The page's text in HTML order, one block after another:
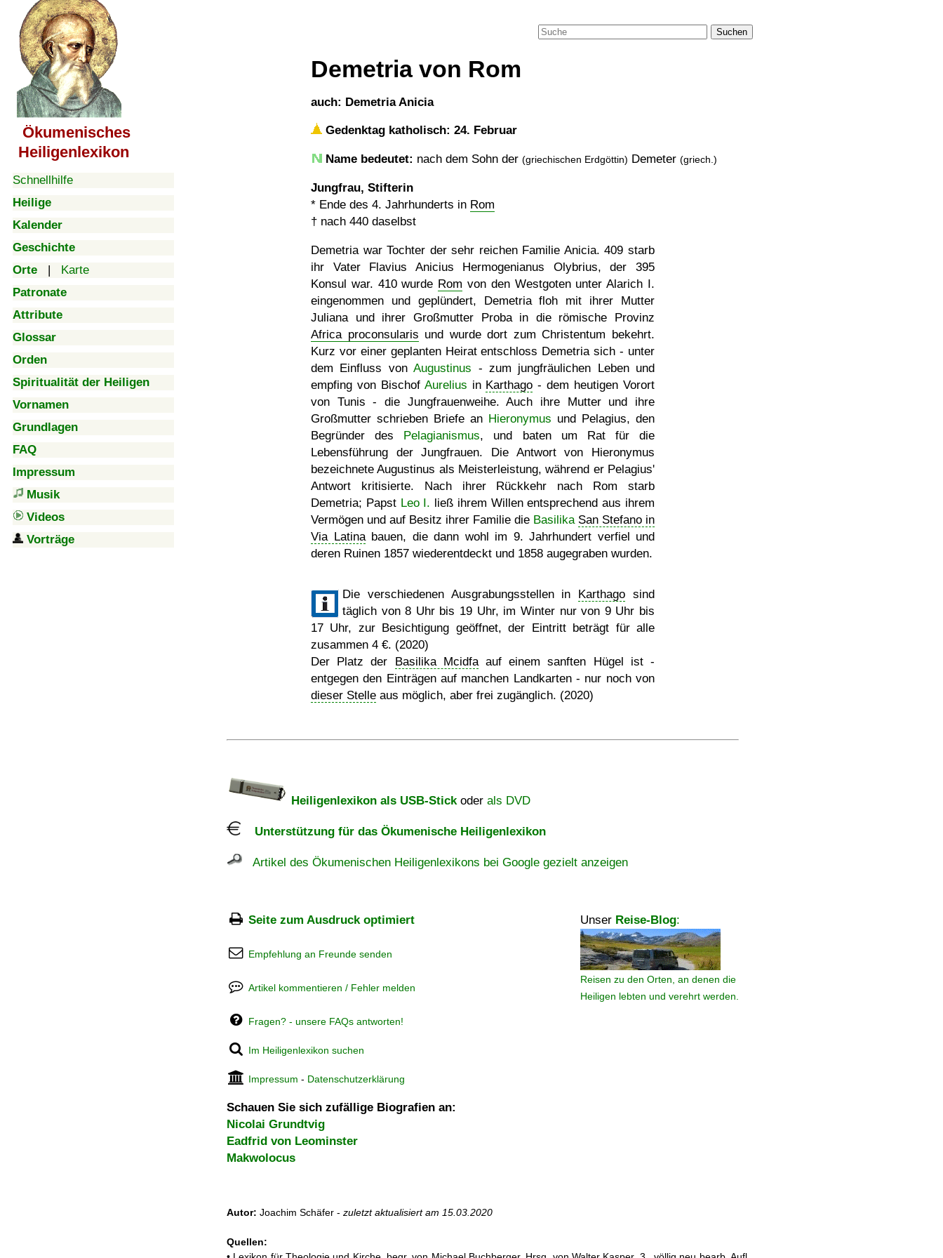
Ökumenisches
Heiligenlexikon
Schnellhilfe
Heilige
Kalender
Geschichte
Orte | Karte
Patronate
Attribute
Glossar
Orden
Spiritualität der Heiligen
Vornamen
Grundlagen
FAQ
Impressum
Musik
Videos
Vorträge
Suchen
Demetria von Rom
auch: Demetria Anicia
Gedenktag katholisch: 24. Februar
Name bedeutet: nach dem Sohn der (griechischen Erdgöttin) Demeter (griech.)
Jungfrau, Stifterin
* Ende des 4. Jahrhunderts in Rom
† nach 440 daselbst
Demetria war Tochter der sehr reichen Familie Anicia. 409 starb
ihr Vater Flavius Anicius Hermogenianus Olybrius, der 395
Konsul war. 410 wurde Rom von den Westgoten unter Alarich I.
eingenommen und geplündert, Demetria floh mit ihrer Mutter
Juliana und ihrer Großmutter Proba in die römische Provinz
Africa proconsularis und wurde dort zum Christentum bekehrt.
Kurz vor einer geplanten Heirat entschloss Demetria sich - unter
dem Einfluss vonAugustinus - zum jungfräulichen Leben und
empfing von Bischof Aurelius in Karthago - dem heutigen Vorort
von Tunis - die Jungfrauenweihe. Auch ihre Mutter und ihre
Großmutter schrieben Briefe an Hieronymus und Pelagius, den
Begründer des Pelagianismus, und baten um Rat für die
Lebensführung der Jungfrauen. Die Antwort von Hieronymus
bezeichnete Augustinus als Meisterleistung, während er Pelagius'
Antwort kritisierte. Nach ihrer Rückkehr nach Rom starb
Demetria; Papst Leo I. ließ ihrem Willen entsprechend aus ihrem
Vermögen und auf Besitz ihrer Familie die Basilika San Stefano in
Via Latinabauen, die dann wohl im 9. Jahrhundert verfiel und
deren Ruinen 1857 wiederentdeckt und 1858 augegraben wurden.
Die verschiedenen Ausgrabungsstellen in Karthago sind
täglich von 8 Uhr bis 19 Uhr, im Winter nur von 9 Uhr bis
17 Uhr, zur Besichtigung geöffnet, der Eintritt beträgt für alle
zusammen 4 €. (2020)
Der Platz der Basilika Mcidfaauf einem sanften Hügel ist -
entgegen den Einträgen auf manchen Landkarten - nur noch von
dieser Stelle aus möglich, aber frei zugänglich. (2020)
Heiligenlexikon als USB-Stickoder als DVD
Unterstützung für das Ökumenische Heiligenlexikon
Artikel des Ökumenischen Heiligenlexikons bei Google gezielt anzeigen
Seite zum Ausdruck optimiert Unser Reise-Blog:
Reisen zu den Orten, an denen die
Heiligen lebten und verehrt werden.
Empfehlung an Freunde senden
Artikel kommentieren / Fehler melden
Fragen? - unsere FAQs antworten!
Im Heiligenlexikon suchen
Impressum - Datenschutzerklärung
Schauen Sie sich zufällige Biografien an:
Nicolai Grundtvig
Eadfrid von Leominster
Makwolocus
Autor: Joachim Schäfer - zuletzt aktualisiert am 15.03.2020
Quellen: